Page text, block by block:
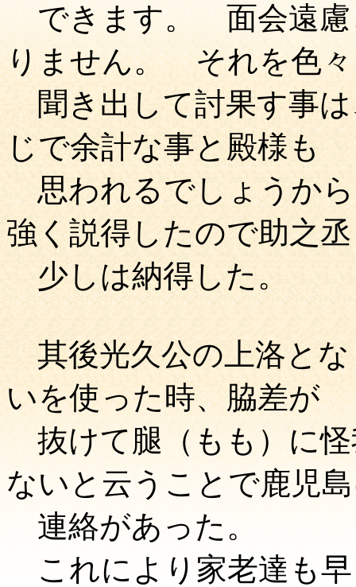
できます。 面会遠慮
りません。 それを色々
聞き出して討果す事は
じで余計な事と殿様も
思われるでしょうから
強く説得したので助之
少しは納得した。
其後光久公の上洛とな
いを使った時、脇差が
抜けて腿（もも）に
ないと云うことで鹿児
連絡があった。
これにより家老達も